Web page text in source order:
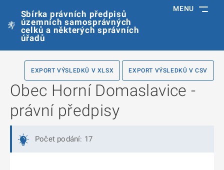
Sbírka právních předpisů
územních samosprávných
celků a některých správních
úřadů
MENU
EXPORT VÝSLEDKŮ V XLSX EXPORT VÝSLEDKŮ V CSV
Obec Horní Domaslavice -
právní předpisy
Počet podání: 17